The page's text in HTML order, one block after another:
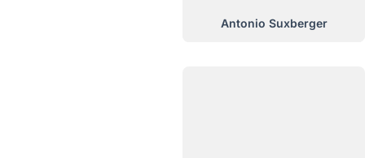
Antonio Suxberger